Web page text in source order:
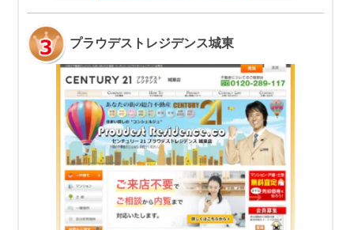
プラウデストレジデンス城東